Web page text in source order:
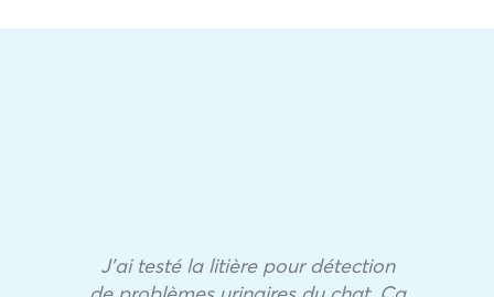
J’ai testé la litière pour détection